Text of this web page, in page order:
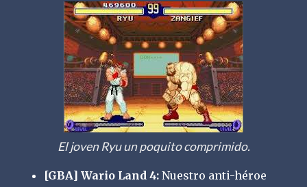
El joven Ryu un poquito comprimido.
[GBA] Wario Land 4: Nuestro anti-héroe